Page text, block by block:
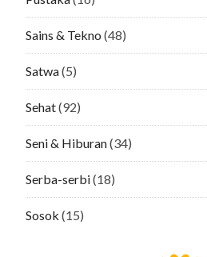
Sains & Tekno (48)
Satwa(5)
Sehat(92)
Seni & Hiburan(34)
Serba-serbi(18)
Sosok (15)